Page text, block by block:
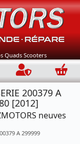
Quads Scooters
Connection
200379 A
[2012]
neuves
A 299999